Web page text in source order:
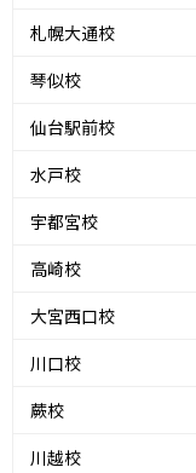
札幌大通校
琴似校
仙台駅前校
水戸校
宇都宮校
高崎校
大宮西口校
川口校
蕨校
川越校